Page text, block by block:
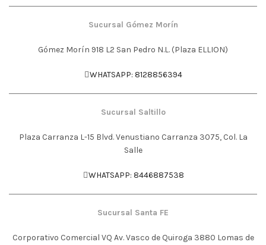
Sucursal Gómez Morín
Gómez Morín 918 L2 San Pedro N.L. (Plaza ELLION)
WHATSAPP: 8128856394
Sucursal Saltillo
Plaza Carranza L-15 Blvd. Venustiano Carranza 3075, Col. La
Salle
WHATSAPP: 8446887538
Sucursal Santa FE
Corporativo Comercial VQ Av. Vasco de Quiroga 3880 Lomas de